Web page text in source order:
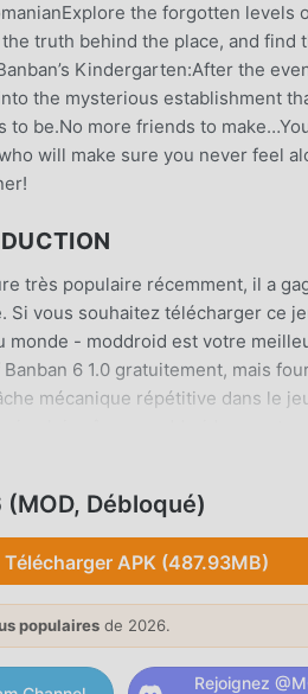
the forgotten levels
truth behind the place, and find
Kindergarten:After the
the mysterious establishment
be.No more friends to
will make sure you never feel
très populaire récemment, il a
vous souhaitez télécharger ce
monde - moddroid est votre
6 1.0 gratuitement, mais
mécanique répétitive dans le
sûr, disponible et gratuit à
populaire, son gameplay unique
aux jeux adventure
vous pouvez donc facilement
Débloqué)
Télécharger APK (487.93MB)
populaires de 2026.
Rejoignez